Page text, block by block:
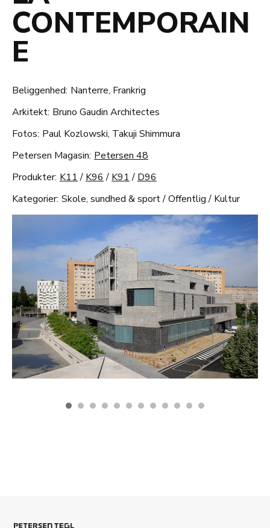
CONTEMPORAIN
E
Beliggenhed: Nanterre, Frankrig
Arkitekt: Bruno Gaudin Architectes
Fotos: Paul Kozlowski, Takuji Shimmura
Petersen Magasin: Petersen 48
Produkter: K11 / K96 / K91 / D96
Kategorier: Skole, sundhed & sport/Offentlig / Kultur